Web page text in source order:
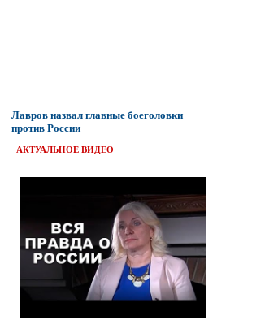
Лавров назвал главные боеголовки
против России
АКТУАЛЬНОЕ ВИДЕО